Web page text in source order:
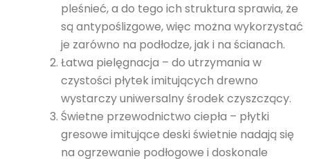
pleśnieć, a do tego ich struktura sprawia, że
są antypoślizgowe, więc można wykorzystać
je zarówno na podłodze, jak i na ścianach.
Łatwa pielęgnacja – do utrzymania w
czystości płytek imitujących drewno
wystarczy uniwersalny środek czyszczący.
Świetne przewodnictwo ciepła – płytki
gresowe imitujące deski świetnie nadają się
na ogrzewanie podłogowe i doskonale